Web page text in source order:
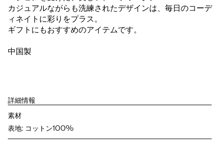
カジュアルながらも洗練されたデザインは、毎日のコーデ
ィネイトに彩りをプラス。
ギフトにもおすすめのアイテムです。
中国製
詳細情報
素材
表地: コットン100%